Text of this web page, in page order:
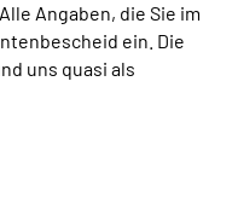
Angaben, die Sie im
ein. Die
uns quasi als